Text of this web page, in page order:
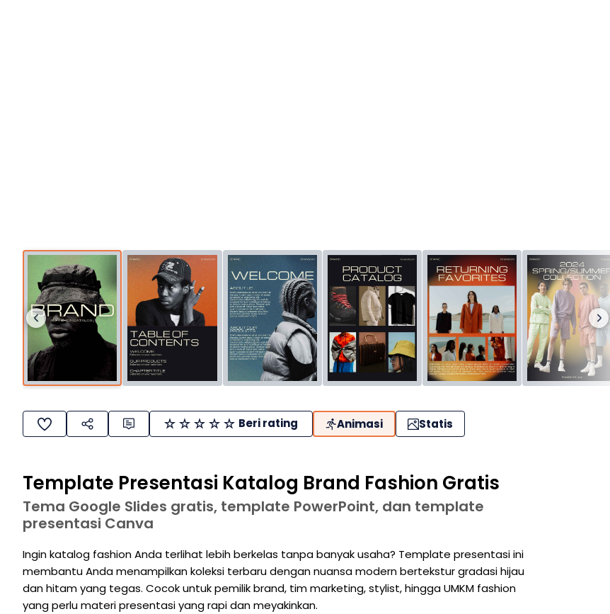
Beri rating Animasi Statis
Template Presentasi Katalog Brand Fashion Gratis
Tema Google Slides gratis, template PowerPoint, dan template
presentasi Canva
Ingin katalog fashion Anda terlihat lebih berkelas tanpa banyak usaha? Template presentasi ini
membantu Anda menampilkan koleksi terbaru dengan nuansa modern bertekstur gradasi hijau
dan hitam yang tegas. Cocok untuk pemilik brand, tim marketing, stylist, hingga UMKM fashion
yang perlu materi presentasi yang rapi dan meyakinkan.